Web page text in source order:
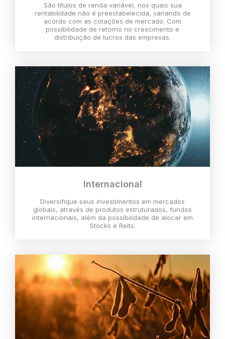
São títulos de renda variável, nos quais sua
rentabilidade não é preestabelecida, variando de
acordo com as cotações de mercado. Com
possibilidade de retorno no crescimento e
distribuição de lucros das empresas.
Internacional
Diversifique seus investimentos em mercados
globais, através de produtos estruturados, fundos
internacionais, além da possibilidade de alocar em
Stocks e Reits.